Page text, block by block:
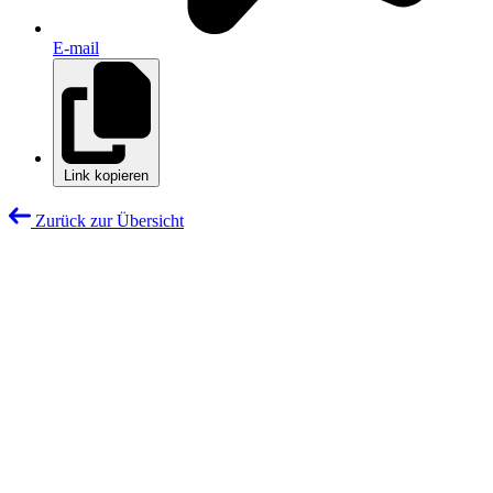
E-mail
Link kopieren
Zurück zur Übersicht